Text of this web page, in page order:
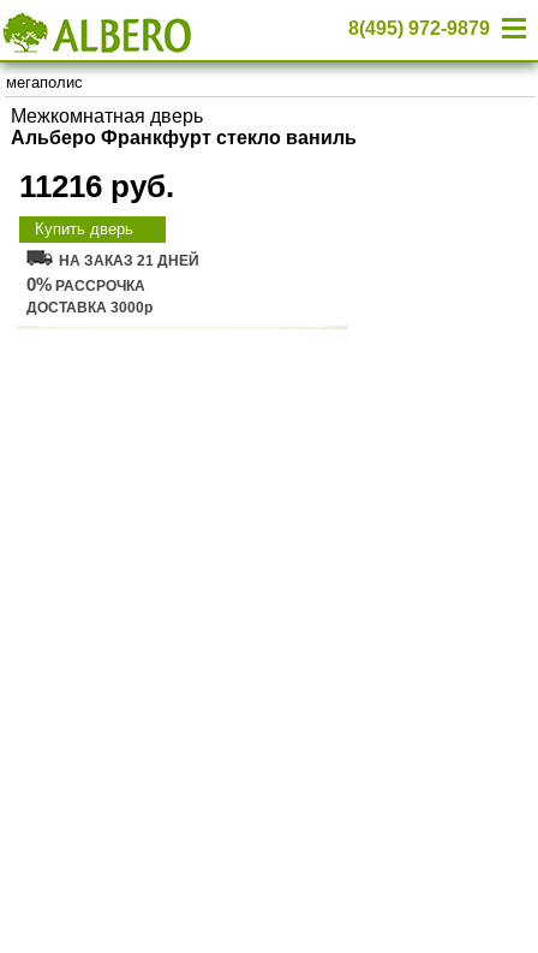
8(495) 972-9879
мегаполис
Межкомнатная дверь
Альберо Франкфурт стекло ваниль
11216 руб.
Купить дверь
НА ЗАКАЗ 21 ДНЕЙ
0% РАССРОЧКА
ДОСТАВКА 3000р